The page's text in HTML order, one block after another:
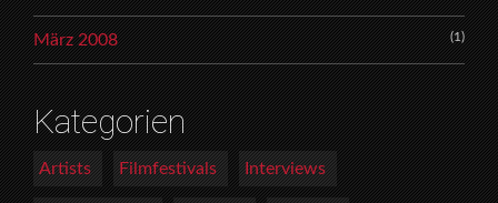
März 2008 (1)
Kategorien
Artists Filmfestivals Interviews